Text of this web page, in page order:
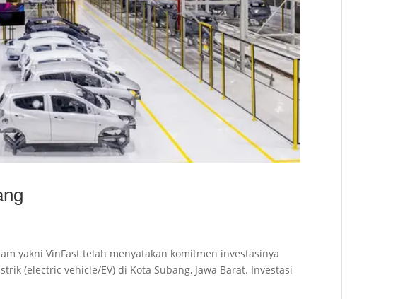
yakni VinFast telah menyatakan komitmen investasinya
(electric vehicle/EV) di Kota Subang, Jawa Barat. Investasi